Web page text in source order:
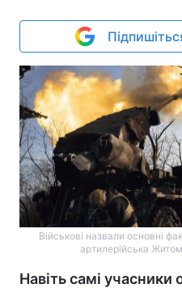
Військові назвали основні
артилерійська
Навіть самі учасники